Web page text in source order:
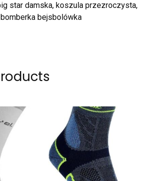
star damska, koszula przezroczysta,
bejsbolówka